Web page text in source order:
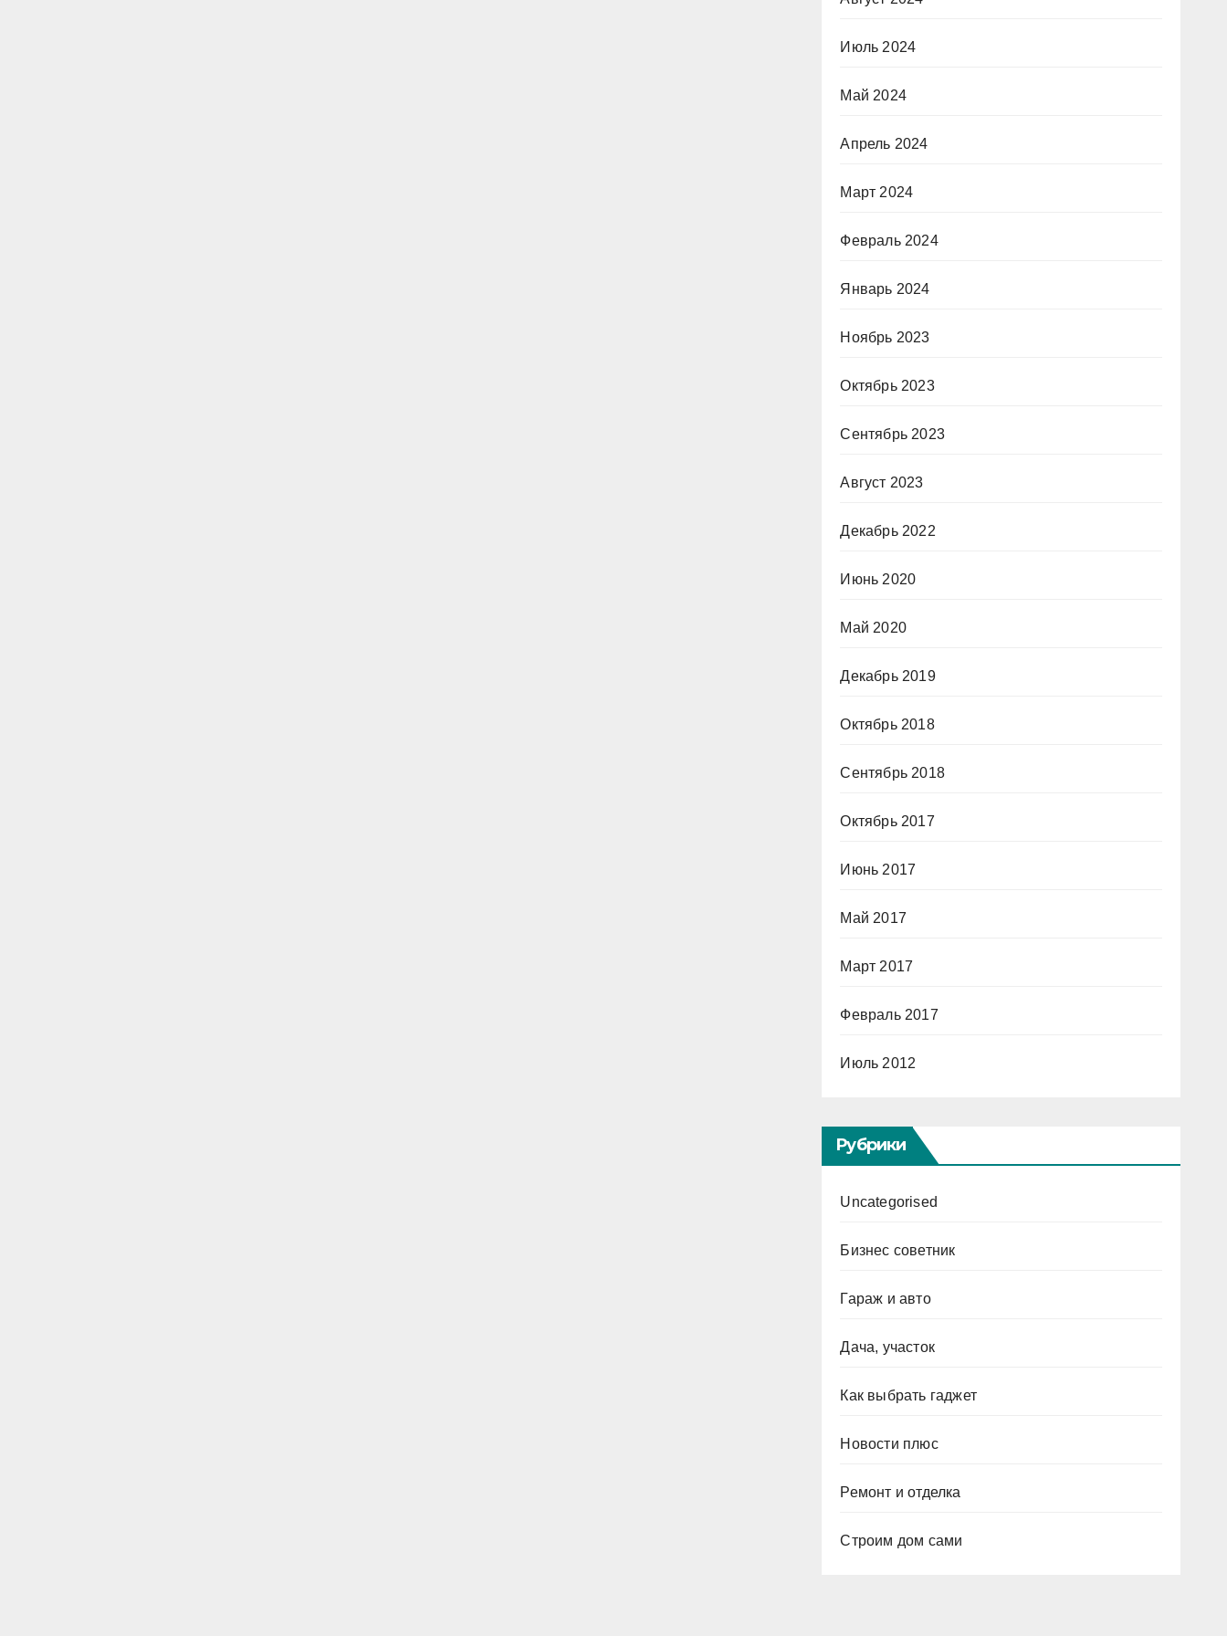
Июль 2024
Май 2024
Апрель 2024
Март 2024
Февраль 2024
Январь 2024
Ноябрь 2023
Октябрь 2023
Сентябрь 2023
Август 2023
Декабрь 2022
Июнь 2020
Май 2020
Декабрь 2019
Октябрь 2018
Сентябрь 2018
Октябрь 2017
Июнь 2017
Май 2017
Март 2017
Февраль 2017
Июль 2012
Рубрики
Uncategorised
Бизнес советник
Гараж и авто
Дача, участок
Как выбрать гаджет
Новости плюс
Ремонт и отделка
Строим дом сами